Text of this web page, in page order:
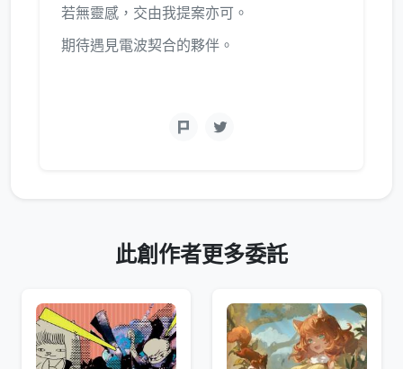
若無靈感，交由我提案亦可。
期待遇見電波契合的夥伴。
此創作者更多委託